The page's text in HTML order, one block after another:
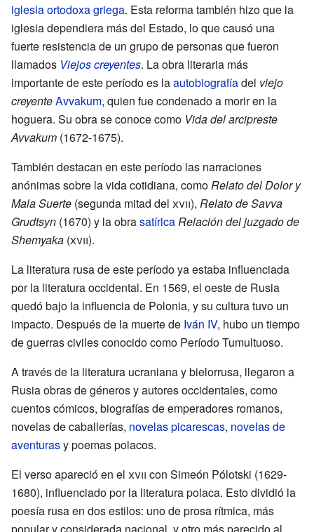
iglesia ortodoxa griega. Esta reforma también hizo que la
iglesia dependiera más del Estado, lo que causó una
fuerte resistencia de un grupo de personas que fueron
llamados Viejos creyentes. La obra literaria más
importante de este período es laautobiografíadel viejo
creyenteAvvakum, quien fue condenado a morir en la
hoguera. Su obra se conoce como Vida del arcipreste
Avvakum (1672-1675).
También destacan en este período las narraciones
anónimas sobre la vida cotidiana, comoRelato del Dolor y
Mala Suerte (segunda mitad del xvii), Relato de Savva
Grudtsyn (1670) y la obrasatíricaRelación del juzgado de
Shemyaka (xvii).
La literatura rusa de este período ya estaba influenciada
por la literatura occidental. En 1569, el oeste de Rusia
quedó bajo la influencia de Polonia, y su cultura tuvo un
impacto. Después de la muerte de Iván IV, hubo un tiempo
de guerras civiles conocido como Período Tumultuoso.
A través de la literatura ucraniana y bielorrusa, llegaron a
Rusia obras de géneros y autores occidentales, como
cuentos cómicos, biografías de emperadores romanos,
novelas de caballerías, novelas picarescas, novelas de
aventurasy poemas polacos.
El verso apareció en el xvii con Simeón Pólotski (1629-
1680), influenciado por la literatura polaca. Esto dividió la
poesía rusa en dos estilos: uno de prosa rítmica, más
popular y considerada nacional, y otro más parecido al